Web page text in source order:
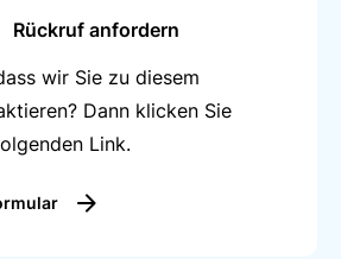
Rückruf anfordern
wir Sie zu diesem
Dann klicken Sie
Link.